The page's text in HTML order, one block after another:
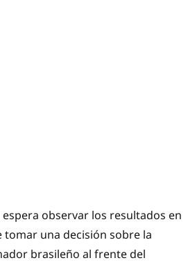
observar los resultados en
tomar una decisión sobre la
brasileño al frente del